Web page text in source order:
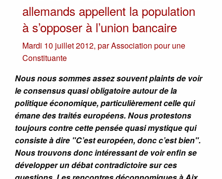
allemands appellent la population
à s’opposer à l’union bancaire
Mardi 10 juillet 2012, parAssociation pour une
Constituante
Nous nous sommes assez souvent plaints de voir
le consensus quasi obligatoire autour de la
politique économique, particulièrement celle qui
émane des traités européens. Nous protestons
toujours contre cette pensée quasi mystique qui
consiste à dire "C’est européen, donc c’est bien".
Nous trouvons donc intéressant de voir enfin se
développer un débat contradictoire sur ces